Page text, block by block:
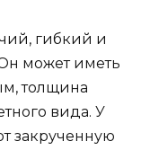
гибкий и
может иметь
толщина
вида. У
закрученную